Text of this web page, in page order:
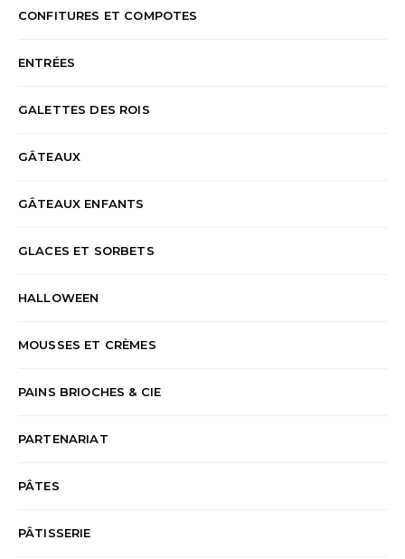
CONFITURES ET COMPOTES
ENTRÉES
GALETTES DES ROIS
GÂTEAUX
GÂTEAUX ENFANTS
GLACES ET SORBETS
HALLOWEEN
MOUSSES ET CRÈMES
PAINS BRIOCHES & CIE
PARTENARIAT
PÂTES
PÂTISSERIE